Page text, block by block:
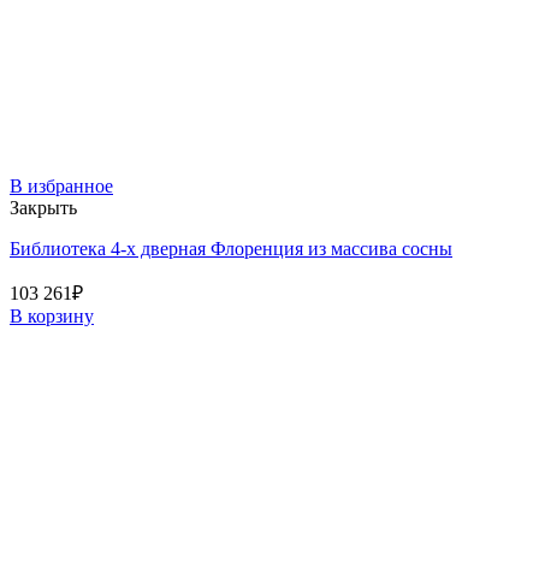
В избранное
Закрыть
Библиотека 4-х дверная Флоренция из массива сосны
103 261₽
В корзину